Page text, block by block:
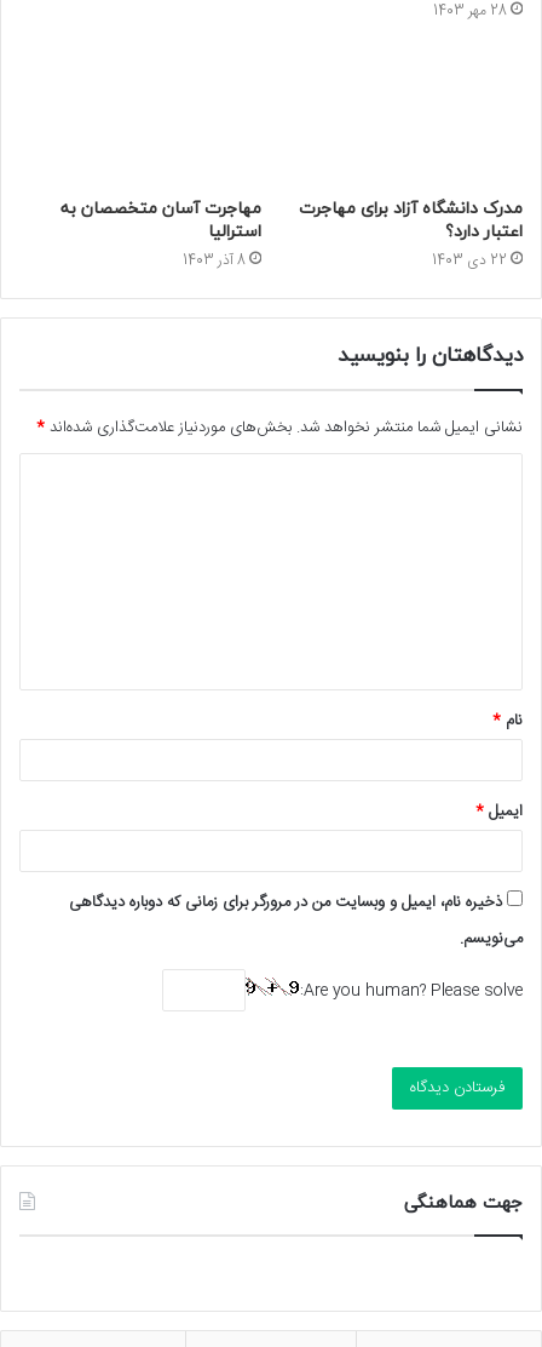
28 مهر 1403
مدرک دانشگاه آزاد برای مهاجرت
اعتبار دارد؟
22 دی 1403
مهاجرت آسان متخصصان به
استرالیا
8 آذر 1403
دیدگاهتان را بنویسید
نشانی ایمیل شما منتشر نخواهد شد. بخش‌های موردنیاز علامت‌گذاری شده‌اند*
*
نام *
ایمیل*
ذخیره نام، ایمیل و وبسایت من در مرورگر برای زمانی که دوباره دیدگاهی
می‌نویسم.
Are you human? Please solve:
جهت هماهنگی